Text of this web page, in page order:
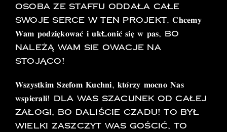
osoba ze staffu oddała całe
swoje serce w ten projekt. 𝐂𝐡𝐜𝐞𝐦𝐲
𝐖𝐚𝐦 𝐩𝐨𝐝𝐳𝐢𝐞̨𝐤𝐨𝐰𝐚𝐜́ 𝐢 𝐮𝐤ł𝐨𝐧𝐢𝐜́ 𝐬𝐢𝐞̨ 𝐰 𝐩𝐚𝐬, bo
należą Wam sie owacje na
stojąco!
𝐖𝐬𝐳𝐲𝐬𝐭𝐤𝐢𝐦 𝐒𝐳𝐞𝐟𝐨𝐦 𝐊𝐮𝐜𝐡𝐧𝐢, 𝐤𝐭𝐨́𝐫𝐳𝐲 𝐦𝐨𝐜𝐧𝐨 𝐍𝐚𝐬
𝐰𝐬𝐩𝐢𝐞𝐫𝐚𝐥𝐢! Dla Was szacunek od całej
załogi, bo daliście czadu! To był
wielki zaszczyt Was gościć, to